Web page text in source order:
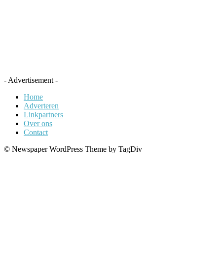
- Advertisement -
Home
Adverteren
Linkpartners
Over ons
Contact
© Newspaper WordPress Theme by TagDiv